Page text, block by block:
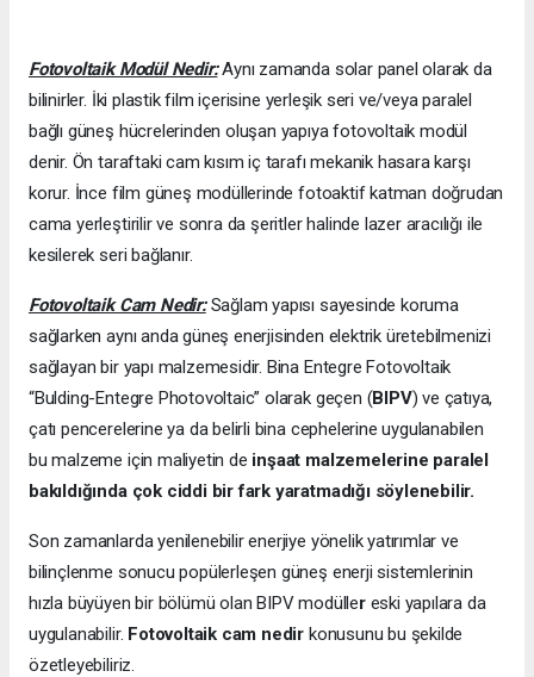
Fotovoltaik Modül Nedir:Aynı zamanda solar panel olarak da
bilinirler. İki plastik film içerisine yerleşik seri ve/veya paralel
bağlı güneş hücrelerinden oluşan yapıya fotovoltaik modül
denir. Ön taraftaki cam kısım iç tarafı mekanik hasara karşı
korur. İnce film güneş modüllerinde fotoaktif katman doğrudan
cama yerleştirilir ve sonra da şeritler halinde lazer aracılığı ile
kesilerek seri bağlanır.
Fotovoltaik Cam Nedir:Sağlam yapısı sayesinde koruma
sağlarken aynı anda güneş enerjisinden elektrik üretebilmenizi
sağlayan bir yapı malzemesidir. Bina Entegre Fotovoltaik
“Bulding-Entegre Photovoltaic” olarak geçen (BIPV) ve çatıya,
çatı pencerelerine ya da belirli bina cephelerine uygulanabilen
bu malzeme için maliyetin de inşaat malzemelerine paralel
bakıldığında çok ciddi bir fark yaratmadığı söylenebilir.
Son zamanlarda yenilenebilir enerjiye yönelik yatırımlar ve
bilinçlenme sonucu popülerleşen güneş enerji sistemlerinin
hızla büyüyen bir bölümü olan BIPV modüller eski yapılara da
uygulanabilir. Fotovoltaik cam nedir konusunu bu şekilde
özetleyebiliriz.